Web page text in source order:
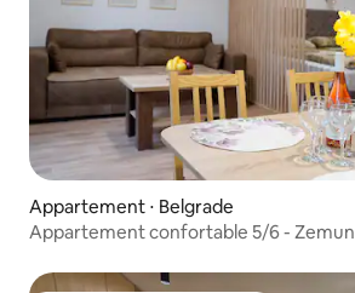
Appartement ⋅ Belgrade
Appartement confortable 5/6 - Zemun